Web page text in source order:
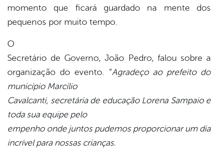
momento que ficará guardado na mente dos
pequenos por muito tempo.
O
Secretário de Governo, João Pedro, falou sobre a
organização do evento. “Agradeço ao prefeito do
município Marcílio
Cavalcanti, secretária de educação Lorena Sampaio e
toda sua equipe pelo
empenho onde juntos pudemos proporcionar um dia
incrível para nossas crianças.